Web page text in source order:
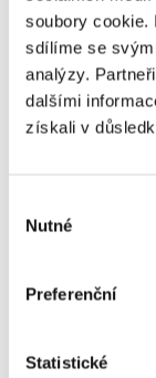
soubory cookie.
sdílíme se
analýzy.
dalšími
získali v
souhlasu
Nutné
Preferenční
Statistické
bochníky.
kapka
dní